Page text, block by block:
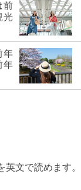
前
光
年
年
英文で読めます。